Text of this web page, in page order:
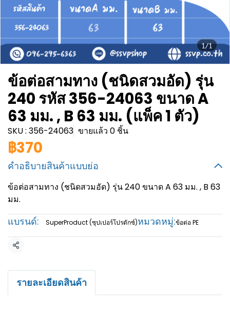
1/1
ข้อต่อสามทาง (ชนิดสวมอัด) รุ่น
240 รหัส 356-24063 ขนาด A
63 มม. , B 63 มม. (แพ็ค 1 ตัว)
SKU : 356-24063 ขายแล้ว 0 ชิ้น
฿370
คำอธิบายสินค้าแบบย่อ
ข้อต่อสามทาง (ชนิดสวมอัด) รุ่น 240 ขนาด A 63 มม. , B 63
มม.
แบรนด์: SuperProduct (ซุปเปอร์โปรดักซ์)หมวดหมู่:ข้อต่อ PE
แชร์
รายละเอียดสินค้า